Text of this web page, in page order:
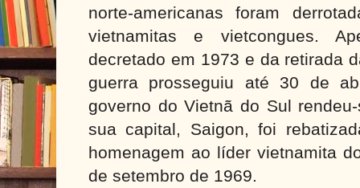
norte-americanas foram
vietnamitas e vietcongues.
decretado em 1973 e da retirada
guerra prosseguiu até 30 de
governo do Vietnã do Sul
sua capital, Saigon, foi
homenagem ao líder vietnamita
de setembro de 1969.